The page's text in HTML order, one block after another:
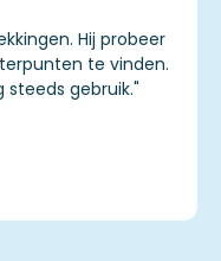
Hij probeer
te vinden.
steeds gebruik."